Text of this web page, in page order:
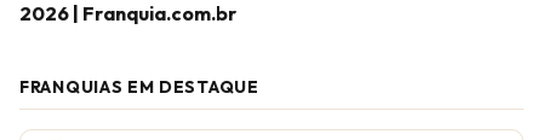
2026 | Franquia.com.br
FRANQUIAS EM DESTAQUE